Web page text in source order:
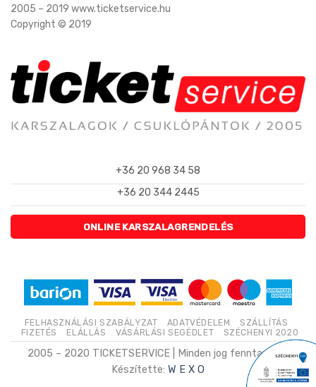
2005 – 2019 www.ticketservice.hu
Copyright © 2019
+36 20 968 34 58
+36 20 344 2445
ONLINE KARSZALAGRENDELÉS
FELHASZNÁLÁSI SZABÁLYZAT ADATVÉDELEM
SZÁLLÍTÁS
FIZETÉS
ELÁLLÁS VÁSÁRLÁSI SEGÉDLET SZÉCHENYI 2020
2005 – 2020 TICKETSERVICE | Minden jog fenntartva. |
Készítette: W E X O